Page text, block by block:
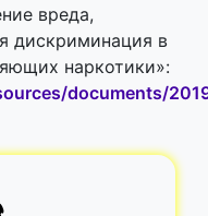
вреда,
дискриминация в
наркотики»:
documents/